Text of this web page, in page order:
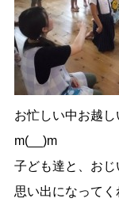
お忙しい中お越
m(__)m
子ども達と、お
思い出になって